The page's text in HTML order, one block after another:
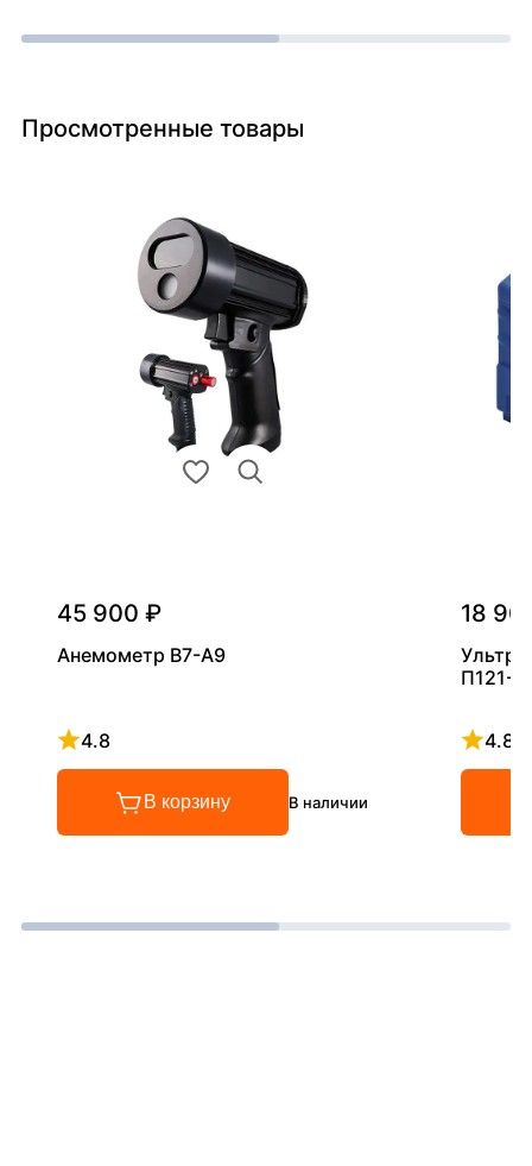
Просмотренные товары
45 900 ₽
Анемометр В7-А9
4.8
Рейтинг 4.8 из 5
В корзину В наличии
18
П121-
4.8